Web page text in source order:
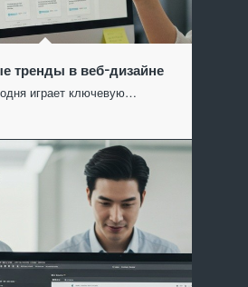
тренды в веб-дизайне
играет ключевую…